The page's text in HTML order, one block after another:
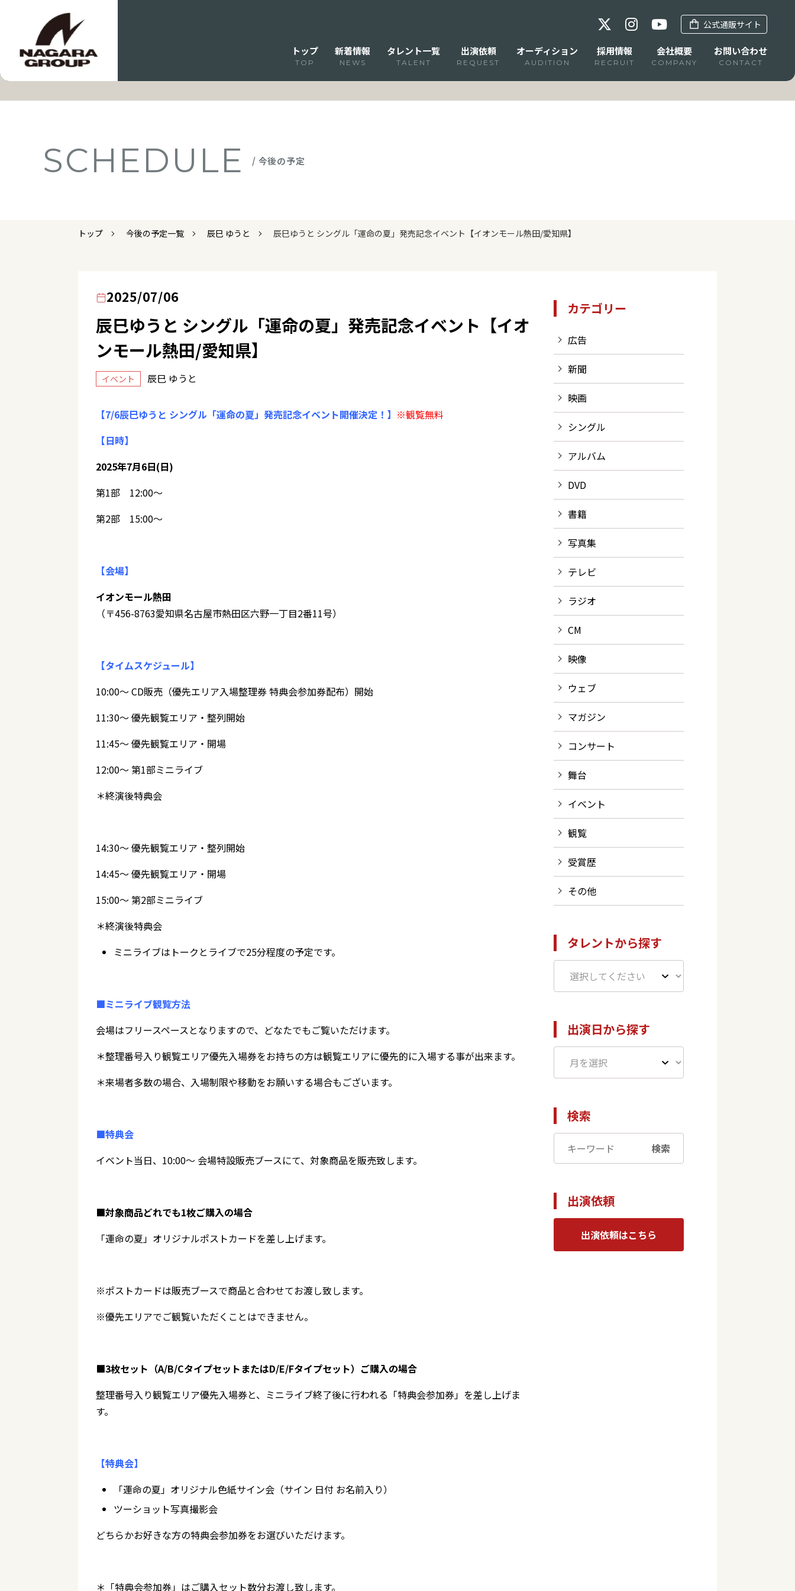
公式通販サイト
トップ
TOP
新着情報
NEWS
タレント一覧
TALENT
出演依頼
REQUEST
オーディション
AUDITION
採用情報
RECRUIT
会社概要
COMPANY
お問い合わせ
CONTACT
SCHEDULE / 今後の予定
トップ 今後の予定一覧 辰巳 ゆうと 辰巳ゆうと シングル「運命の夏」発売記念イベント【イオンモール熱田/愛知県】
2025/07/06
辰巳ゆうと シングル「運命の夏」発売記念イベント【イオ
ンモール熱田/愛知県】
イベント 辰巳 ゆうと
【7/6辰巳ゆうと シングル「運命の夏」発売記念イベント開催決定！】 ※観覧無料
【日時】
2025年7月6日(日)
第1部 12:00～
第2部 15:00～
【会場】
イオンモール熱田
（〒456-8763愛知県名古屋市熱田区六野一丁目2番11号）
【タイムスケジュール】
10:00～ CD販売（優先エリア入場整理券 特典会参加券配布）開始
11:30～ 優先観覧エリア・整列開始
11:45～ 優先観覧エリア・開場
12:00～ 第1部ミニライブ
＊終演後特典会
14:30～ 優先観覧エリア・整列開始
14:45～ 優先観覧エリア・開場
15:00～ 第2部ミニライブ
＊終演後特典会
ミニライブはトークとライブで25分程度の予定です。
■ミニライブ観覧方法
会場はフリースペースとなりますので、どなたでもご覧いただけます。
＊整理番号入り観覧エリア優先入場券をお持ちの方は観覧エリアに優先的に入場する事が出来ます。
＊来場者多数の場合、入場制限や移動をお願いする場合もございます。
■特典会
イベント当日、10:00～ 会場特設販売ブースにて、対象商品を販売致します。
■対象商品どれでも1枚ご購入の場合
「運命の夏」オリジナルポストカードを差し上げます。
※ポストカードは販売ブースで商品と合わせてお渡し致します。
※優先エリアでご観覧いただくことはできません。
■3枚セット（A/B/CタイプセットまたはD/E/Fタイプセット）ご購入の場合
整理番号入り観覧エリア優先入場券と、ミニライブ終了後に行われる「特典会参加券」を差し上げま
す。
【特典会】
「運命の夏」オリジナル色紙サイン会（サイン 日付 お名前入り）
ツーショット写真撮影会
どちらかお好きな方の特典会参加券をお選びいただけます。
＊「特典会参加券」はご購入セット数分お渡し致します。
カテゴリー
広告
新聞
映画
シングル
アルバム
DVD
書籍
写真集
テレビ
ラジオ
CM
映像
ウェブ
マガジン
コンサート
舞台
イベント
観覧
受賞歴
その他
タレントから探す
出演日から探す
検索
検索
出演依頼
出演依頼はこちら